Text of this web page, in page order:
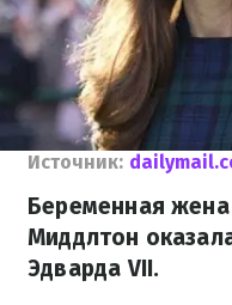
Источник:
Беременная
Миддлтон
Эдварда VII.